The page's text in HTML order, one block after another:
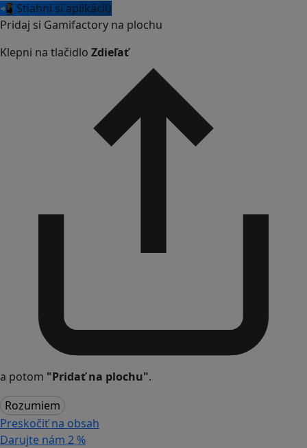
📲 Stiahni si aplikáciu
Pridaj si Gamifactory na plochu
Klepni na tlačidlo Zdieľať
a potom "Pridať na plochu".
Rozumiem
Preskočiť na obsah
Darujte nám 2 %